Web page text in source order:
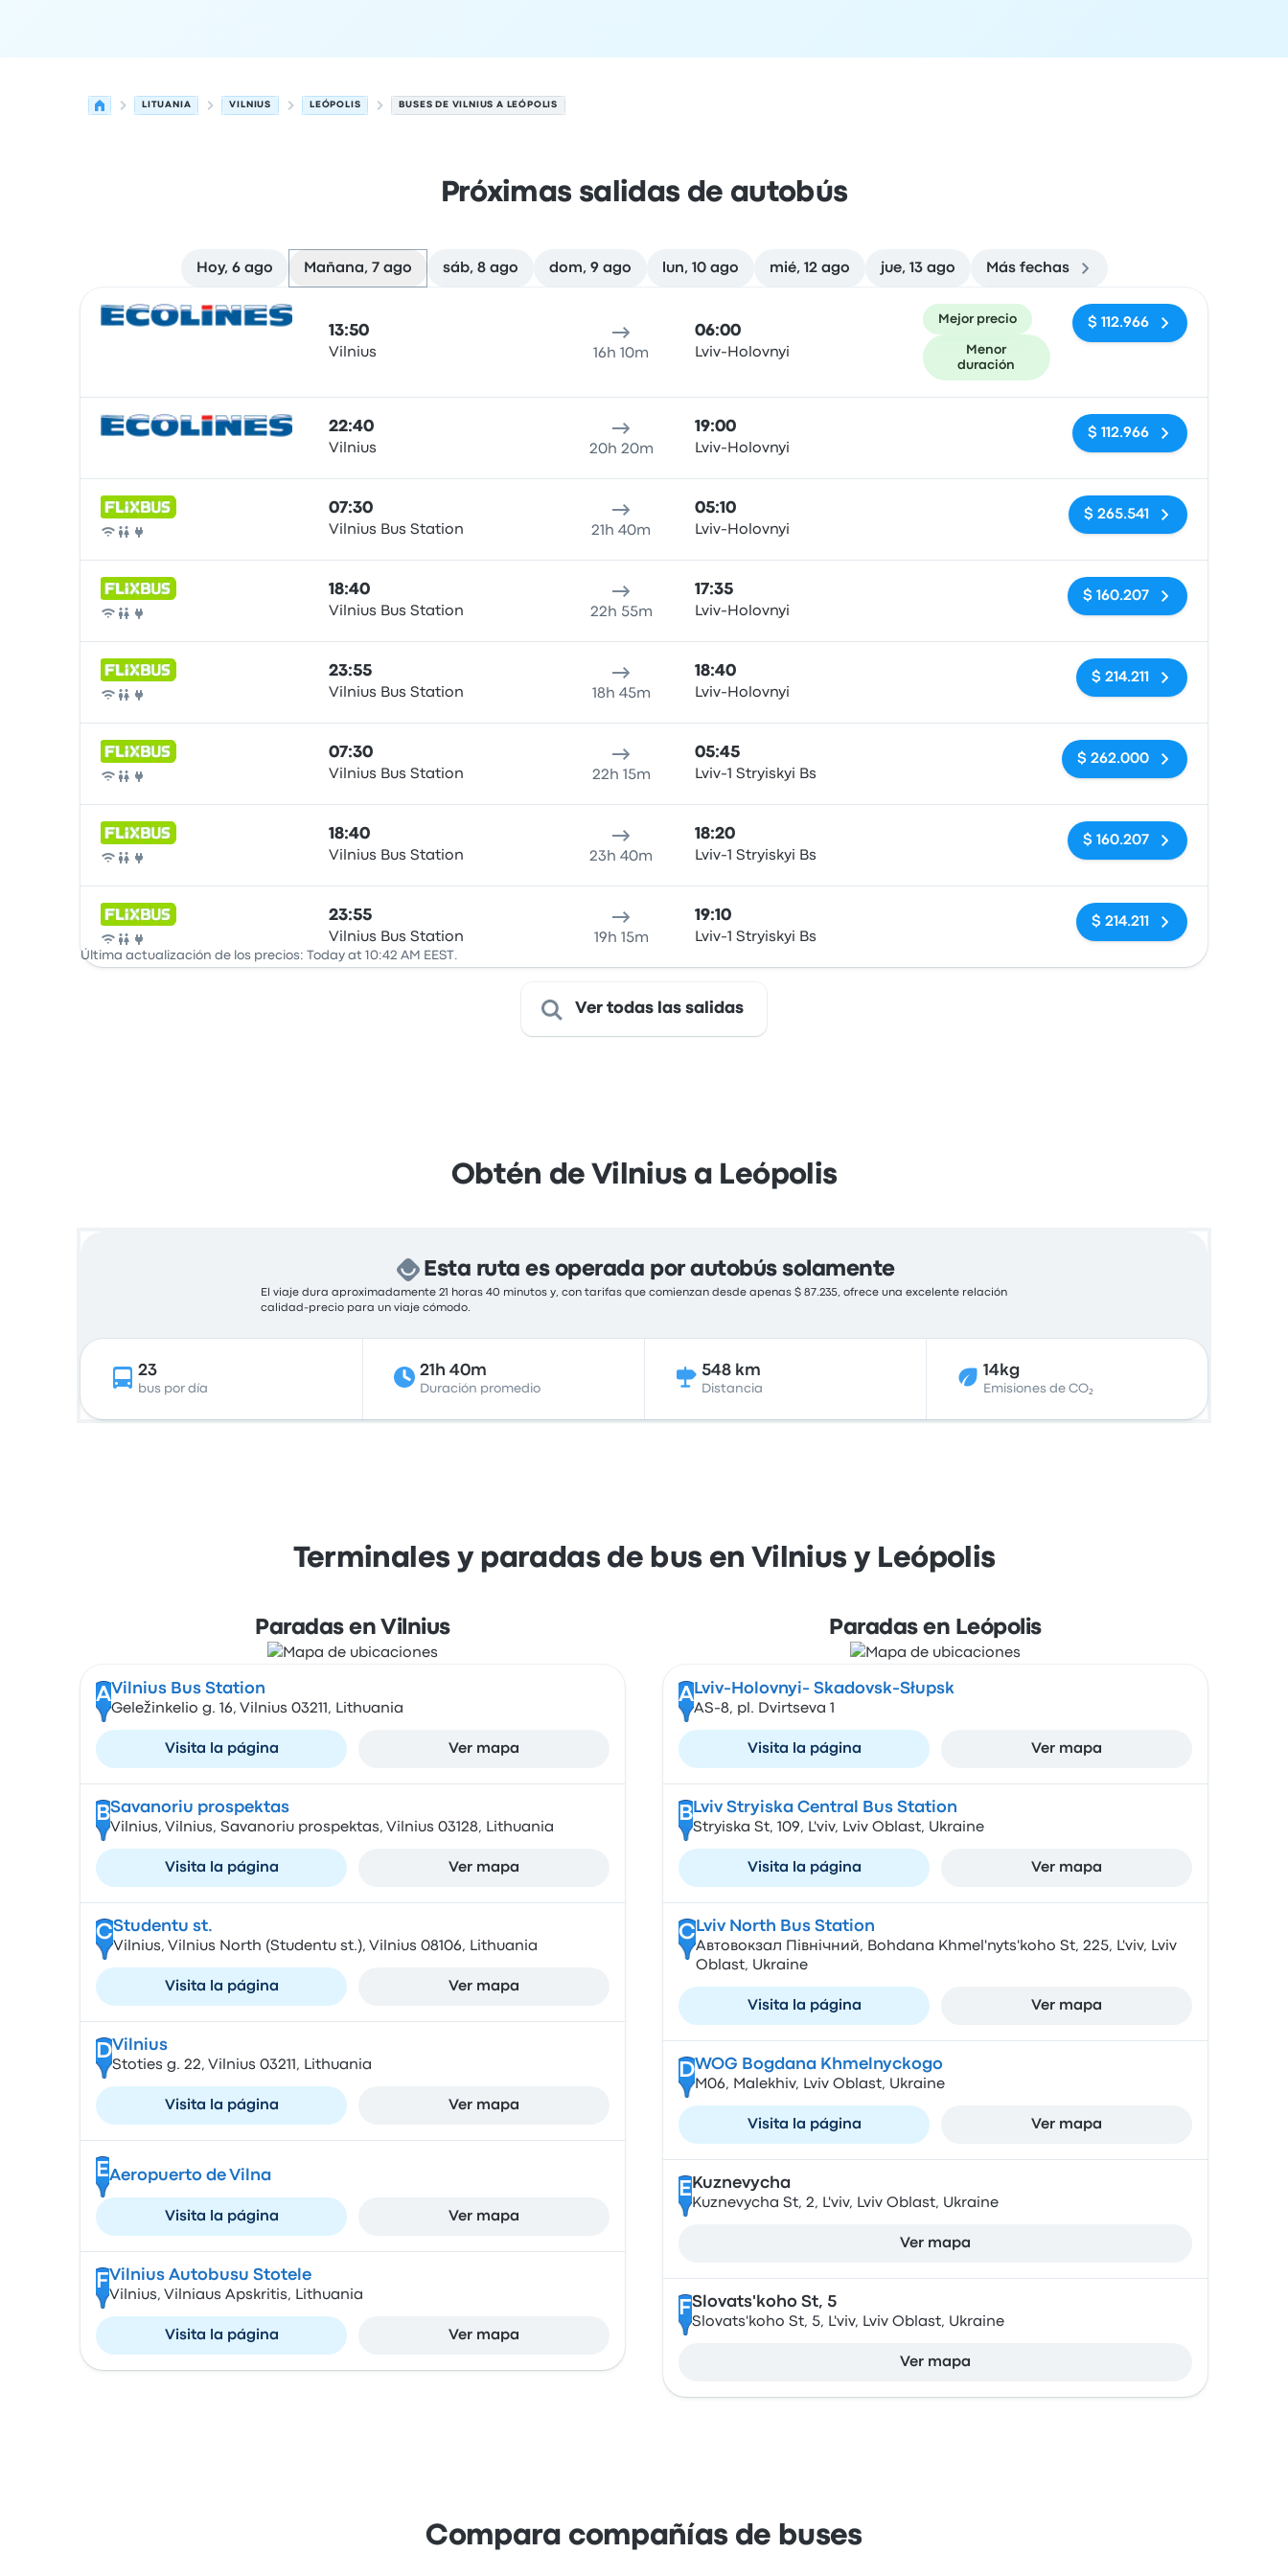
LITUANIA VILNIUS LEÓPOLIS BUSES DE VILNIUS A LEÓPOLIS
Próximas salidas de autobús
Hoy, 6 ago Mañana, 7 ago sáb, 8 ago dom, 9 ago lun, 10 ago mié, 12 ago jue, 13 ago Más fechas
13:50
Vilnius 16h 10m
06:00
Lviv-Holovnyi
Mejor precio
Menor
duración
$ 112.966
22:40
Vilnius 20h 20m
19:00
Lviv-Holovnyi
Sin etiquetas
$ 112.966
Autobús
07:30
Vilnius Bus Station 21h 40m
05:10
Lviv-Holovnyi
Sin etiquetas
$ 265.541
Autobús
18:40
Vilnius Bus Station 22h 55m
17:35
Lviv-Holovnyi
Sin etiquetas
$ 160.207
Autobús
23:55
Vilnius Bus Station 18h 45m
18:40
Lviv-Holovnyi
Sin etiquetas
$ 214.211
Autobús
07:30
Vilnius Bus Station 22h 15m
05:45
Lviv-1 Stryiskyi Bs
Sin etiquetas
$ 262.000
Autobús
18:40
Vilnius Bus Station 23h 40m
18:20
Lviv-1 Stryiskyi Bs
Sin etiquetas
$ 160.207
Autobús
23:55
Vilnius Bus Station 19h 15m
19:10
Lviv-1 Stryiskyi Bs
Sin etiquetas
$ 214.211
Última actualización de los precios: Today at 10:42 AM EEST.
Ver todas las salidas
Obtén de Vilnius a Leópolis
Esta ruta es operada por autobús solamente
El viaje dura aproximadamente 21 horas 40 minutos y, con tarifas que comienzan desde apenas $ 87.235, ofrece una excelente relación
calidad-precio para un viaje cómodo.
23
bus por día
21h 40m
Duración promedio
548 km
Distancia
14kg
Emisiones de CO₂
Terminales y paradas de bus en Vilnius y Leópolis
Paradas en Vilnius
AVilnius Bus Station
Geležinkelio g. 16, Vilnius 03211, Lithuania
Visita la página Ver mapa
BSavanoriu prospektas
Vilnius, Vilnius, Savanoriu prospektas, Vilnius 03128, Lithuania
Visita la página Ver mapa
CStudentu st.
Vilnius, Vilnius North (Studentu st.), Vilnius 08106, Lithuania
Visita la página Ver mapa
DVilnius
Stoties g. 22, Vilnius 03211, Lithuania
Visita la página Ver mapa
EAeropuerto de Vilna
Visita la página Ver mapa
F Vilnius Autobusu Stotele
Vilnius, Vilniaus Apskritis, Lithuania
Visita la página Ver mapa
Paradas en Leópolis
A Lviv-Holovnyi- Skadovsk-Słupsk
AS-8, pl. Dvirtseva 1
Visita la página Ver mapa
B Lviv Stryiska Central Bus Station
Stryiska St, 109, L'viv, Lviv Oblast, Ukraine
Visita la página Ver mapa
CLviv North Bus Station
Автовокзал Північний, Bohdana Khmel'nyts'koho St, 225, L'viv, Lviv
Oblast, Ukraine
Visita la página Ver mapa
DWOG Bogdana Khmelnyckogo
М06, Malekhiv, Lviv Oblast, Ukraine
Visita la página Ver mapa
E Kuznevycha
Kuznevycha St, 2, L'viv, Lviv Oblast, Ukraine
Ver mapa
FSlovats'koho St, 5
Slovats'koho St, 5, L'viv, Lviv Oblast, Ukraine
Ver mapa
Compara compañías de buses